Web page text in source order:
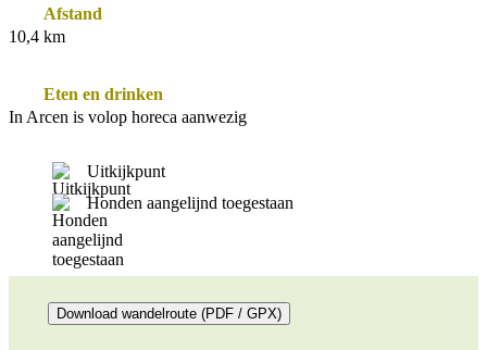
Afstand
10,4 km
Eten en drinken
In Arcen is volop horeca aanwezig
Uitkijkpunt
Honden aangelijnd toegestaan
Download wandelroute (PDF / GPX)